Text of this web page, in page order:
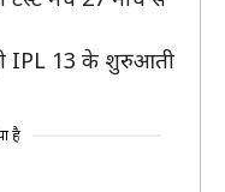
IPL 13 के शुरुआती
है